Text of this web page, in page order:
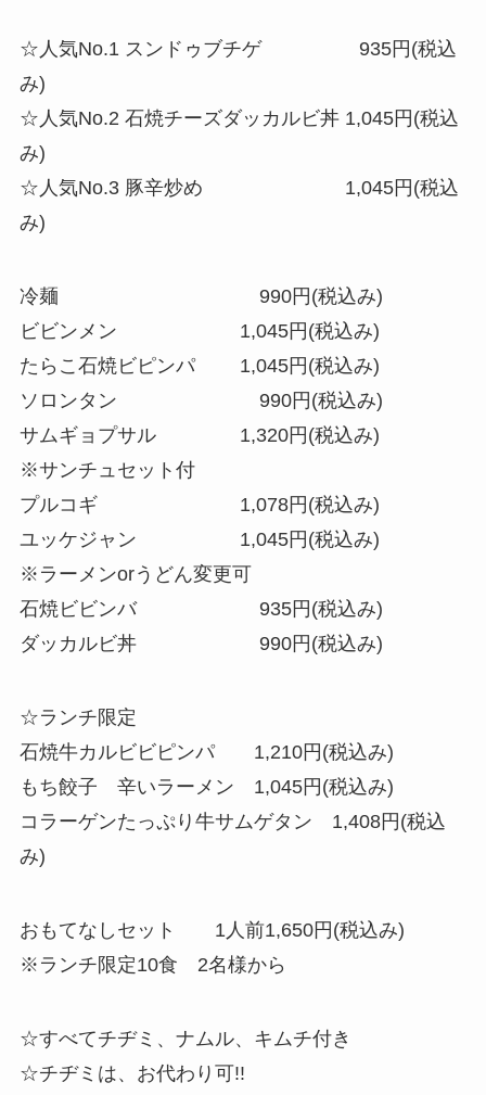
☆人気No.1スンドゥブチゲ 935円(税込
み)
☆人気No.2 石焼チーズダッカルビ丼 1,045円(税込
み)
☆人気No.3豚辛炒め 1,045円(税込
み)
冷麺 990円(税込み)
ビビンメン 1,045円(税込み)
たらこ石焼ビピンパ 1,045円(税込み)
ソロンタン 990円(税込み)
サムギョプサル 1,320円(税込み)
※サンチュセット付
プルコギ 1,078円(税込み)
ユッケジャン 1,045円(税込み)
※ラーメンorうどん変更可
石焼ビビンバ 935円(税込み)
ダッカルビ丼 990円(税込み)
☆ランチ限定
石焼牛カルビビピンパ 1,210円(税込み)
もち餃子 辛いラーメン 1,045円(税込み)
コラーゲンたっぷり牛サムゲタン 1,408円(税込
み)
おもてなしセット 1人前1,650円(税込み)
※ランチ限定10食 2名様から
☆すべてチヂミ、ナムル、キムチ付き
☆チヂミは、お代わり可!!